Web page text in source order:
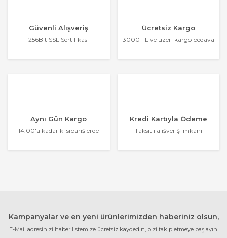
Güvenli Alışveriş
256Bit SSL Sertifikası
Ücretsiz Kargo
3000 TL ve üzeri kargo bedava
Aynı Gün Kargo
14:00'a kadar ki siparişlerde
Kredi Kartıyla Ödeme
Taksitli alışveriş imkanı
Kampanyalar ve en yeni ürünlerimizden haberiniz olsun,
E-Mail adresinizi haber listemize ücretsiz kaydedin, bizi takip etmeye başlayın.